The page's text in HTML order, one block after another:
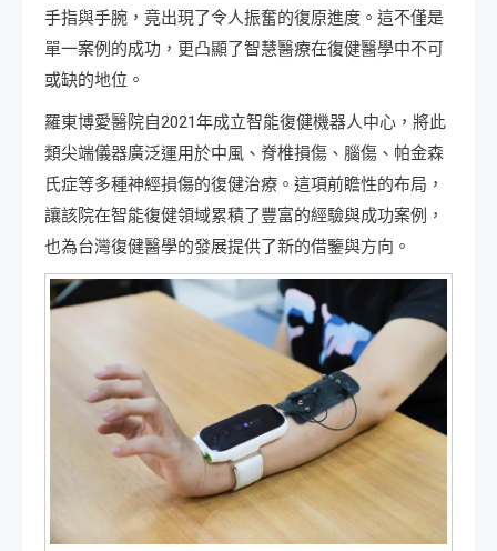
手指與手腕，竟出現了令人振奮的復原進度。這不僅是
單一案例的成功，更凸顯了智慧醫療在復健醫學中不可
或缺的地位。
羅東博愛醫院自2021年成立智能復健機器人中心，將此
類尖端儀器廣泛運用於中風、脊椎損傷、腦傷、帕金森
氏症等多種神經損傷的復健治療。這項前瞻性的布局，
讓該院在智能復健領域累積了豐富的經驗與成功案例，
也為台灣復健醫學的發展提供了新的借鑒與方向。